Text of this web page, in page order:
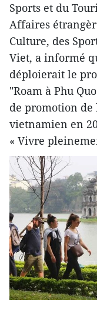
Sports et du
Affaires
Culture, des
Viet, a informé
déploierait le
"Roam à Phu
de promotion
vietnamien en
« Vivre